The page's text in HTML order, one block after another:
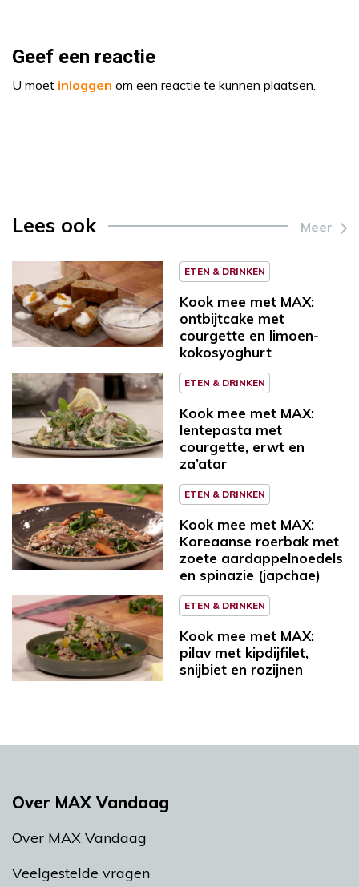
Geef een reactie
U moet inloggen om een reactie te kunnen plaatsen.
Lees ook Meer
ETEN & DRINKEN
Kook mee met MAX:
ontbijtcake met
courgette en limoen-
kokosyoghurt
ETEN & DRINKEN
Kook mee met MAX:
lentepasta met
courgette, erwt en
za’atar
ETEN & DRINKEN
Kook mee met MAX:
Koreaanse roerbak met
zoete aardappelnoedels
en spinazie (japchae)
ETEN & DRINKEN
Kook mee met MAX:
pilav met kipdijfilet,
snijbiet en rozijnen
Over MAX Vandaag
Over MAX Vandaag
Veelgestelde vragen